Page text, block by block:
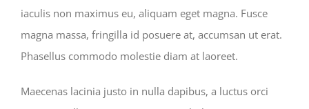
iaculis non maximus eu, aliquam eget magna. Fusce
magna massa, fringilla id posuere at, accumsan ut erat.
Phasellus commodo molestie diam at laoreet.
Maecenas lacinia justo in nulla dapibus, a luctus orci